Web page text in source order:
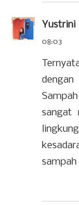
Yustrini
08:03
sangat